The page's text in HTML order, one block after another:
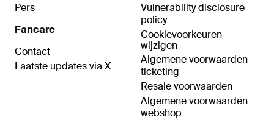
Pers
Fancare
Contact
Laatste updates via X
Vulnerability disclosure
policy
Cookievoorkeuren
wijzigen
Algemene voorwaarden
ticketing
Resale voorwaarden
Algemene voorwaarden
webshop